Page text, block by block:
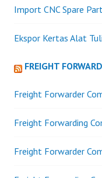
Import CNC Spare
Ekspor Kertas Alat
FREIGHT
Freight Forwarder
Freight Forwarding
Freight Forwarder